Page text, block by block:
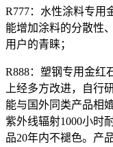
R777：水性涂料专用
能增加涂料的分散性
用户的青睐；
R888：塑钢专用金红
上经多方改进，自行
能与国外同类产品相
紫外线辐射1000小时
品20年内不褪色。产